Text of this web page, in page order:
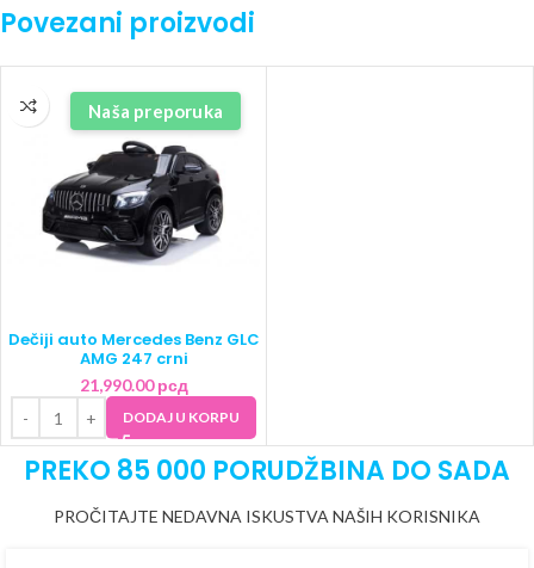
Povezani proizvodi
Naša preporuka
Dečiji auto Mercedes Benz GLC
AMG 247 crni
21,990.00рсд
DODAJ U KORPU
PREKO 85 000 PORUDŽBINA DO SADA
PROČITAJTE NEDAVNA ISKUSTVA NAŠIH KORISNIKA